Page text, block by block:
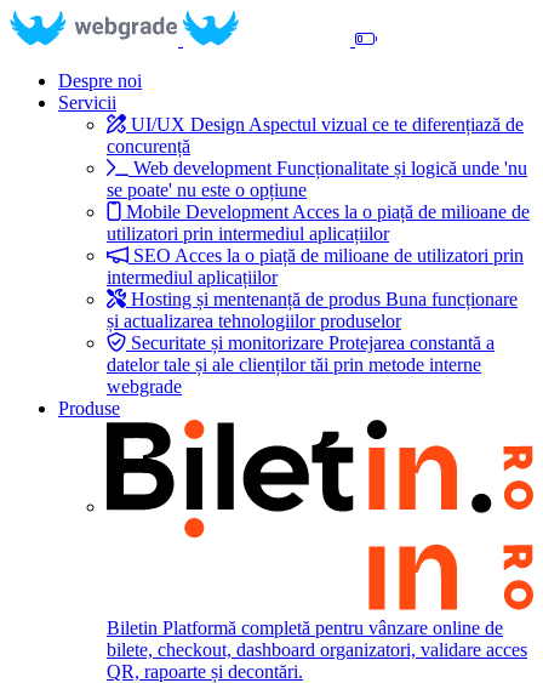
Despre noi
Servicii
UI/UX Design Aspectul vizual ce te diferențiază de
concurență
Web development Funcționalitate și logică unde 'nu
se poate' nu este o opțiune
Mobile Development Acces la o piață de milioane de
utilizatori prin intermediul aplicațiilor
SEO Acces la o piață de milioane de utilizatori prin
intermediul aplicațiilor
Hosting și mentenanță de produs Buna funcționare
și actualizarea tehnologiilor produselor
Securitate și monitorizare Protejarea constantă a
datelor tale și ale clienților tăi prin metode interne
webgrade
Produse
Biletin Platformă completă pentru vânzare online de
bilete, checkout, dashboard organizatori, validare acces
QR, rapoarte și decontări.